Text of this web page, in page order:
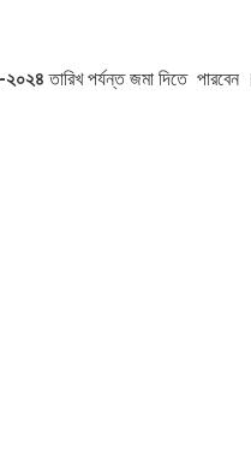
২০২৪ তারিখ পর্যন্ত জমা দিতে পারবেন ।